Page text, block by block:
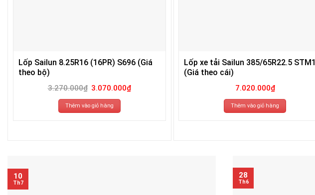
Lốp Sailun 8.25R16 (16PR) S696 (Giá
theo bộ)
3.270.000₫ Giá
gốc
là:
3.270.000₫.
3.070.000₫Giá
Thêm vào giỏ hàng
Lốp xe tải Sailun 385/65R22.5 STM1
(Giá theo cái)
7.020.000₫
Thêm vào giỏ hàng
10
Th7
28
Th6